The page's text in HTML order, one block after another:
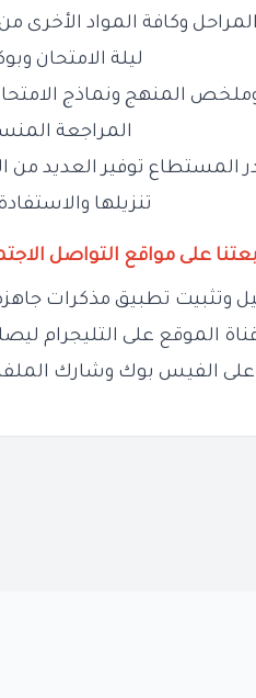
وكافة المواد الأخرى
ليلة الامتحان
وملخص المنهج ونماذج
المراجعة
المستطاع توفير العديد
تنزيلها
على مواقع التواصل
وتثبيت تطبيق مذكرات
الموقع على التليجرام
على الفيس بوك وشارك